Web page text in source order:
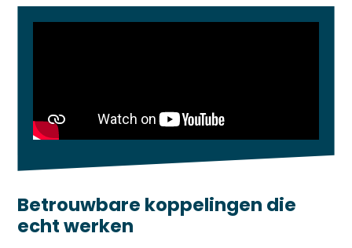
Betrouwbare koppelingen die
echt werken